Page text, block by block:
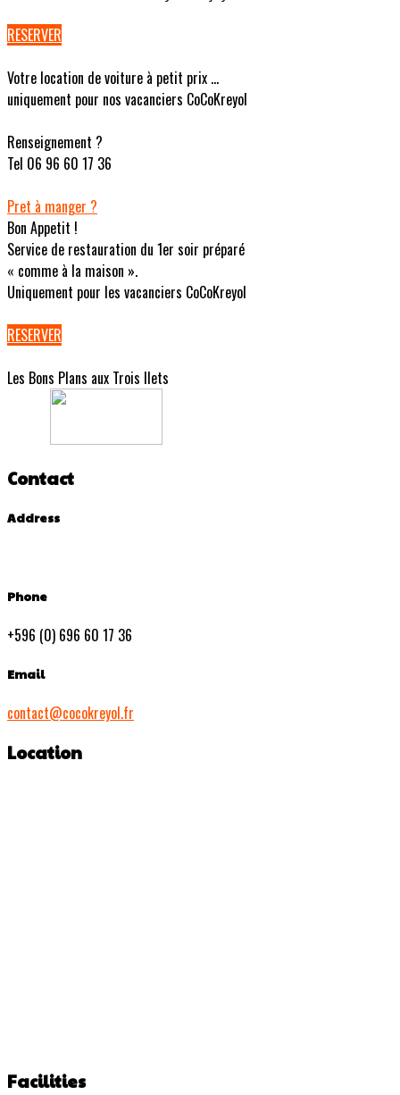
RESERVER
Votre location de voiture à petit prix ...
uniquement pour nos vacanciers CoCoKreyol
Renseignement ?
Tel 06 96 60 17 36
Pret à manger ?
Bon Appetit !
Service de restauration du 1er soir préparé
« comme à la maison ».
Uniquement pour les vacanciers CoCoKreyol
RESERVER
Les Bons Plans aux Trois Ilets
Contact
Address
Phone
+596 (0) 696 60 17 36
Email
contact@cocokreyol.fr
Location
Facilities